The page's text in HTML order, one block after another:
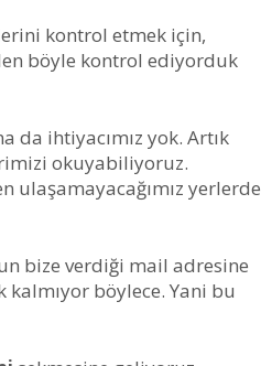
kontrol etmek için,
böyle kontrol ediyorduk
da ihtiyacımız yok. Artık
okuyabiliyoruz.
ulaşamayacağımız yerlerde
bize verdiği mail adresine
böylece. Yani bu